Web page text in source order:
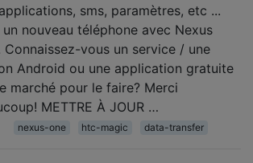
sms, paramètres, etc ...
nouveau téléphone avec Nexus
Connaissez-vous un service / une
Android ou une application gratuite
marché pour le faire? Merci
METTRE À JOUR …
nexus-one htc-magic data-transfer